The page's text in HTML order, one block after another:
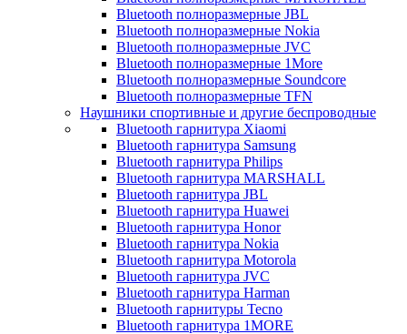
Bluetooth полноразмерные JBL
Bluetooth полноразмерные Nokia
Bluetooth полноразмерные JVC
Bluetooth полноразмерные 1More
Bluetooth полноразмерные Soundcore
Bluetooth полноразмерные TFN
Наушники спортивные и другие беспроводные
Bluetooth гарнитура Xiaomi
Bluetooth гарнитура Samsung
Bluetooth гарнитура Philips
Bluetooth гарнитура MARSHALL
Bluetooth гарнитура JBL
Bluetooth гарнитура Huawei
Bluetooth гарнитура Honor
Bluetooth гарнитура Nokia
Bluetooth гарнитура Motorola
Bluetooth гарнитура JVC
Bluetooth гарнитура Harman
Bluetooth гарнитуры Tecno
Bluetooth гарнитура 1MORE